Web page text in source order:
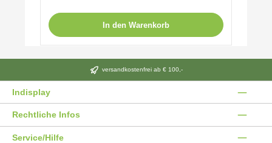
In den Warenkorb
versandkostenfrei ab € 100,-
Indisplay
Rechtliche Infos
Service/Hilfe